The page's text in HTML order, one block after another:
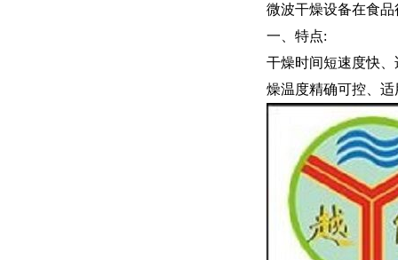
微波干燥设备在食品
一、特点:
干燥时间短速度快
燥温度精确可控、